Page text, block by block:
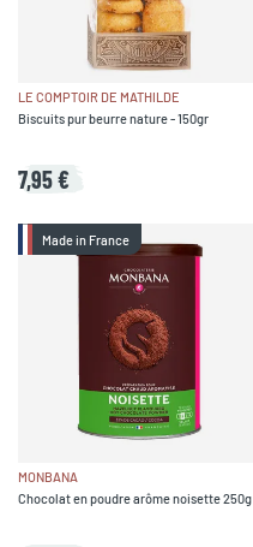
LE COMPTOIR DE MATHILDE
Biscuits pur beurre nature - 150gr
7,95 €
Made in France
MONBANA
Chocolat en poudre arôme noisette 250g